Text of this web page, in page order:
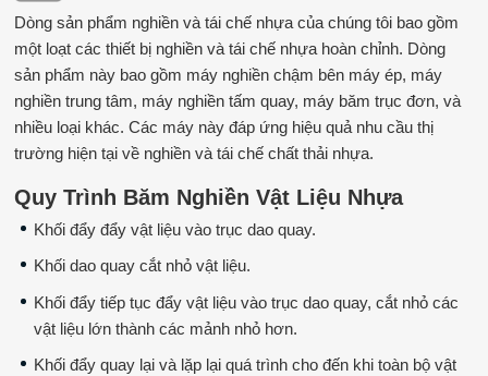
Dòng sản phẩm nghiền và tái chế nhựa của chúng tôi bao gồm
một loạt các thiết bị nghiền và tái chế nhựa hoàn chỉnh. Dòng
sản phẩm này bao gồm máy nghiền chậm bên máy ép, máy
nghiền trung tâm, máy nghiền tấm quay, máy băm trục đơn, và
nhiều loại khác. Các máy này đáp ứng hiệu quả nhu cầu thị
trường hiện tại về nghiền và tái chế chất thải nhựa.
Quy Trình Băm Nghiền Vật Liệu Nhựa
Khối đẩy đẩy vật liệu vào trục dao quay.
Khối dao quay cắt nhỏ vật liệu.
Khối đẩy tiếp tục đẩy vật liệu vào trục dao quay, cắt nhỏ các
vật liệu lớn thành các mảnh nhỏ hơn.
Khối đẩy quay lại và lặp lại quá trình cho đến khi toàn bộ vật